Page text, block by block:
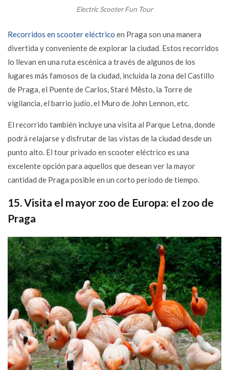
Electric Scooter Fun Tour
Recorridos en scooter eléctrico en Praga son una manera
divertida y conveniente de explorar la ciudad. Estos recorridos
lo llevan en una ruta escénica a través de algunos de los
lugares más famosos de la ciudad, incluida la zona del Castillo
de Praga, el Puente de Carlos, Staré Město, la Torre de
vigilancia, el barrio judío, el Muro de John Lennon, etc.
El recorrido también incluye una visita al Parque Letna, donde
podrá relajarse y disfrutar de las vistas de la ciudad desde un
punto alto. El tour privado en scooter eléctrico es una
excelente opción para aquellos que desean ver la mayor
cantidad de Praga posible en un corto período de tiempo.
15. Visita el mayor zoo de Europa: el zoo de
Praga